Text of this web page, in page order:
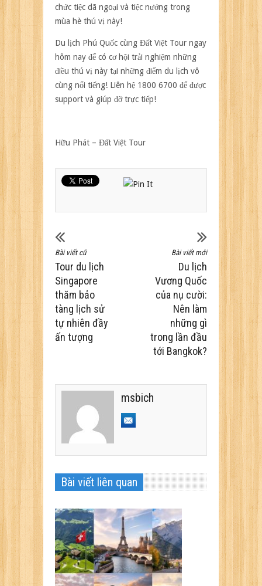
chức tiệc dã ngoại và tiệc nướng trong
mùa hè thú vị này!
Du lịch Phú Quốc cùng Đất Việt Tour ngay
hôm nay để có cơ hội trải nghiệm những
điều thú vị này tại những điểm du lịch vô
cùng nổi tiếng! Liên hệ 1800 6700 để được
support và giúp đỡ trực tiếp!
Hữu Phát – Đất Việt Tour
Bài viết cũ
Tour du lịch
Singapore
thăm bảo
tàng lịch sử
tự nhiên đầy
ấn tượng
Bài viết mới
Du lịch
Vương Quốc
của nụ cười:
Nên làm
những gì
trong lần đầu
tới Bangkok?
msbich
Bài viết liên quan